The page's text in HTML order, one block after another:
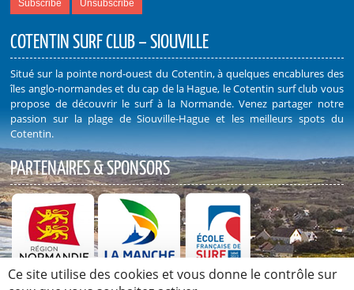
COTENTIN SURF CLUB – SIOUVILLE
Situé sur la pointe nord-ouest du Cotentin, à quelques encablures des
îles anglo-normandes et du cap de la Hague, le Cotentin surf club vous
propose de découvrir le surf à la Normande. Venez partager notre
passion sur la plage de Siouville-Hague et les meilleurs spots du
Cotentin.
PARTENAIRES & SPONSORS
Découvrez nos Partenaires et Sponsors
Ce site utilise des cookies et vous donne le contrôle sur